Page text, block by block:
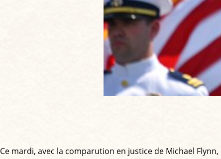
Ce mardi, avec la comparution en justice de Michael